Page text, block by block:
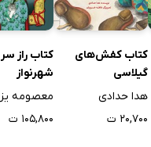
کتاب کفش‌های
گیلاسی
هدا حدادی
۲۰,۷۰۰ ت
کتاب راز
شهرنواز
معصومه
۱۰۵,۸۰۰ ت